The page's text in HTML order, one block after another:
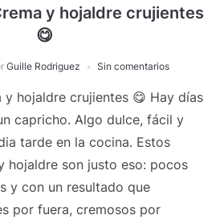
y hojaldre crujientes
😋
Guille Rodriguez Sin comentarios
y hojaldre crujientes 😋 Hay días
capricho. Algo dulce, fácil y
tarde en la cocina. Estos
hojaldre son justo eso: pocos
y con un resultado que
por fuera, cremosos por